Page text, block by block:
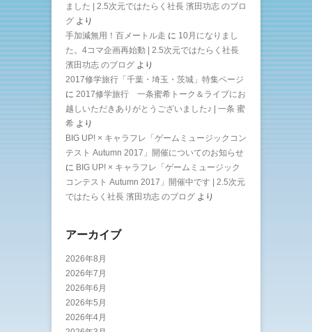
ました | 2.5次元ではたらく社長 濱田功志 のブロ
グ より
手加減無用！百メートル走 に 10月になりまし
た。4コマ企画再始動 | 2.5次元ではたらく社長
濱田功志 のブログ より
2017修学旅行「千葉・埼玉・茨城」特集ページ
に 2017修学旅行 一条蜜希トーク＆ライブにお
越しいただきありがとうございました♪ | 一条 蜜
希 より
BIG UP! × キャラフレ「ゲームミュージックコン
テスト Autumn 2017」開催についてのお知らせ
に BIG UP! × キャラフレ「ゲームミュージック
コンテスト Autumn 2017」開催中です | 2.5次元
ではたらく社長 濱田功志 のブログ より
アーカイブ
2026年8月
2026年7月
2026年6月
2026年5月
2026年4月